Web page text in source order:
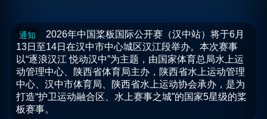
通知
2026年中国桨板国际公开赛（汉中站）将于6月
13日至14日在汉中市中心城区汉江段举办。本次赛事
以“逐浪汉江 悦动汉中”为主题，由国家体育总局水上运
动管理中心、陕西省体育局主办，陕西省水上运动管理
中心、汉中市体育局、陕西省水上运动协会承办，是为
打造“护卫运动融合区、水上赛事之城”的国家5星级的桨
板赛事。